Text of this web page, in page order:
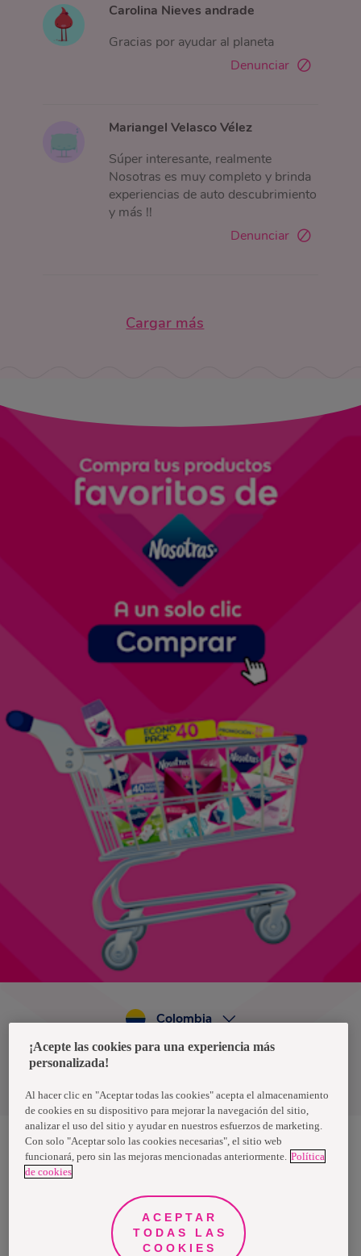
Carolina Nieves andrade
Gracias por ayudar al planeta
Denunciar
Mariangel Velasco Vélez
Súper interesante, realmente
Nosotras es muy completo y brinda
experiencias de auto descubrimiento
y más !!
Denunciar
Cargar más
Política de privacidad de datos
Colombia
Nosotras, una marca de Essity - una compañía global líder en
higiene y salud. Cada día, mil millones de personas, en todo el
propósito es romper barreras por el bienestar en beneficio de
consumidores, pacientes, cuidadores, clientes y la sociedad en
general. Vendemos en aproximadamente 150 países bajo las
principales marcas globales TENA y Tork, así como otras marcas
como Actimove, Cutimed, JOBST, Knix, Leukoplast, Libero, Libresse,
¡Acepte las cookies para una experiencia más
personalizada!
Al hacer clic en "Aceptar todas las cookies" acepta el almacenamiento
de cookies en su dispositivo para mejorar la navegación del sitio,
analizar el uso del sitio y ayudar en nuestros esfuerzos de marketing.
Con solo "Aceptar solo las cookies necesarias", el sitio web
funcionará, pero sin las mejoras mencionadas anteriormente. Política
de cookies
ACEPTAR
TODAS LAS
COOKIES